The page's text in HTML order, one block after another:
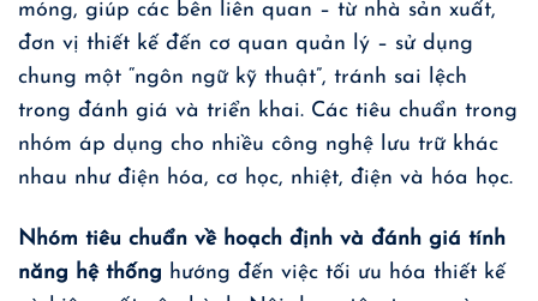
móng, giúp các bên liên quan – từ nhà sản xuất,
đơn vị thiết kế đến cơ quan quản lý – sử dụng
chung một “ngôn ngữ kỹ thuật”, tránh sai lệch
trong đánh giá và triển khai. Các tiêu chuẩn trong
nhóm áp dụng cho nhiều công nghệ lưu trữ khác
nhau như điện hóa, cơ học, nhiệt, điện và hóa học.
Nhóm tiêu chuẩn về hoạch định và đánh giá tính
năng hệ thống hướng đến việc tối ưu hóa thiết kế